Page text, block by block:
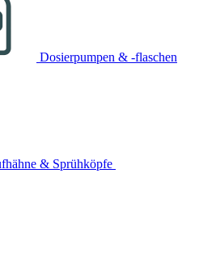
Dosierpumpen & -flaschen
& Sprühköpfe